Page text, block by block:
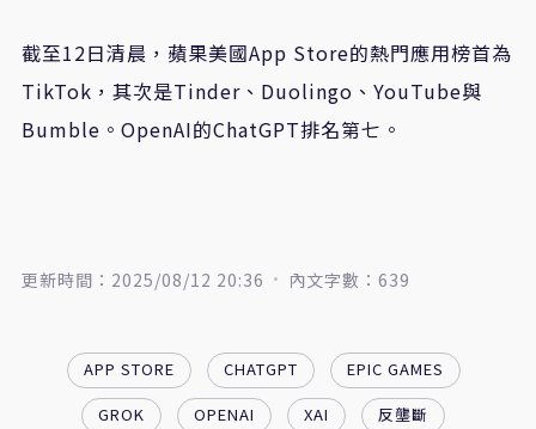
截至12日清晨，蘋果美國App Store的熱門應用榜首為
TikTok，其次是Tinder、Duolingo、YouTube與
Bumble。OpenAI的ChatGPT排名第七。
更新時間：2025/08/12 20:36 內文字數：639
APP STORE CHATGPT
EPIC GAMES
GROK
OPENAI XAI
反壟斷